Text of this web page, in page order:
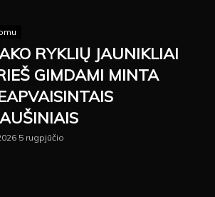
RYKLIŲ JAUNIKLIAI
GIMDAMI MINTA
5 rugpjūčio